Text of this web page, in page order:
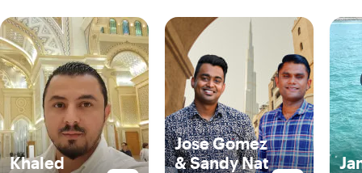
Khaled
Jose Gomez
& Sandy Nat